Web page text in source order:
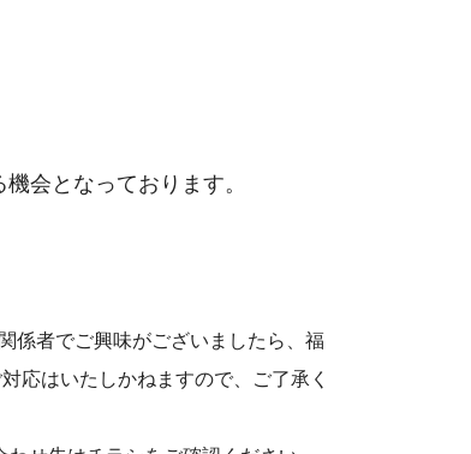
会となっております。
係者でご興味がございましたら、福
応はいたしかねますので、ご了承く